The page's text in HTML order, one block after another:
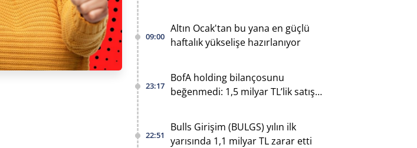
09:00
Altın Ocak'tan bu yana en güçlü
haftalık yükselişe hazırlanıyor
23:17
BofA holding bilançosunu
beğenmedi: 1,5 milyar TL’lik satış
22:51
Bulls Girişim (BULGS) yılın ilk
yarısında 1,1 milyar TL zarar etti